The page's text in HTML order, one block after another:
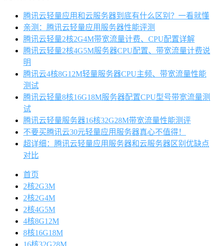
腾讯云轻量应用和云服务器到底有什么区别？一看就懂
亲测：腾讯云轻量应用服务器性能评测
腾讯云轻量2核2G4M带宽流量计费、CPU配置详解
腾讯云轻量2核4G5M服务器CPU配置、带宽流量计费说
明
腾讯云4核8G12M轻量服务器CPU主频、带宽流量性能
测试
腾讯云轻量8核16G18M服务器配置CPU型号带宽流量测
试
腾讯云轻量服务器16核32G28M带宽流量性能测评
不要买腾讯云30元轻量应用服务器真心不值得！
超详细：腾讯云轻量应用服务器和云服务器区别优缺点
对比
首页
2核2G3M
2核2G4M
2核4G5M
4核8G12M
8核16G18M
16核32G28M